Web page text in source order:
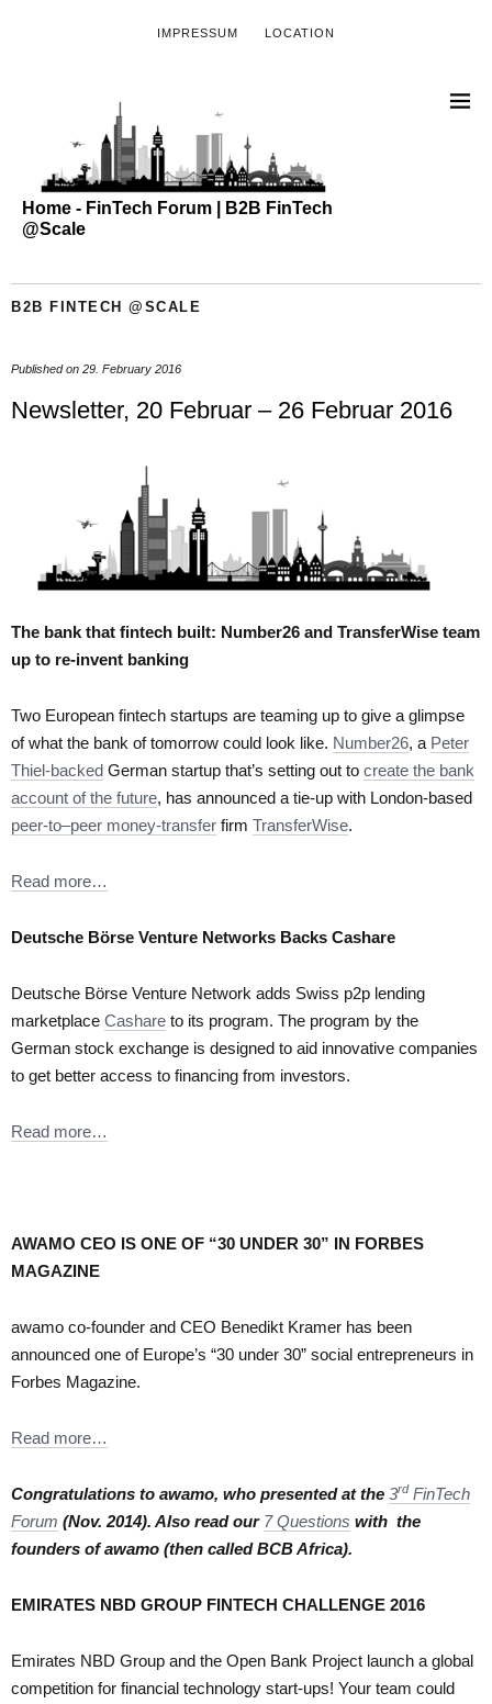
IMPRESSUM LOCATION
Home - FinTech Forum | B2B FinTech
@Scale
B2B FINTECH @SCALE
Published on 29. February 2016
Newsletter, 20 Februar – 26 Februar 2016
The bank that fintech built: Number26 and TransferWise team
up to re-invent banking
Two European fintech startups are teaming up to give a glimpse
of what the bank of tomorrow could look like. Number26, a Peter
Thiel-backed German startup that’s setting out to create the bank
account of the future, has announced a tie-up with London-based
peer-to–peer money-transfer firm TransferWise.
Read more…
Deutsche Börse Venture Networks Backs Cashare
Deutsche Börse Venture Network adds Swiss p2p lending
marketplace Cashare to its program. The program by the
German stock exchange is designed to aid innovative companies
to get better access to financing from investors.
Read more…
AWAMO CEO IS ONE OF “30 UNDER 30” IN FORBES
MAGAZINE
awamo co-founder and CEO Benedikt Kramer has been
announced one of Europe’s “30 under 30” social entrepreneurs in
Forbes Magazine.
Read more…
Congratulations to awamo, who presented at the 3rd FinTech
Forum (Nov. 2014). Also read our 7 Questions with the
founders of awamo (then called BCB Africa).
EMIRATES NBD GROUP FINTECH CHALLENGE 2016
Emirates NBD Group and the Open Bank Project launch a global
competition for financial technology start-ups! Your team could